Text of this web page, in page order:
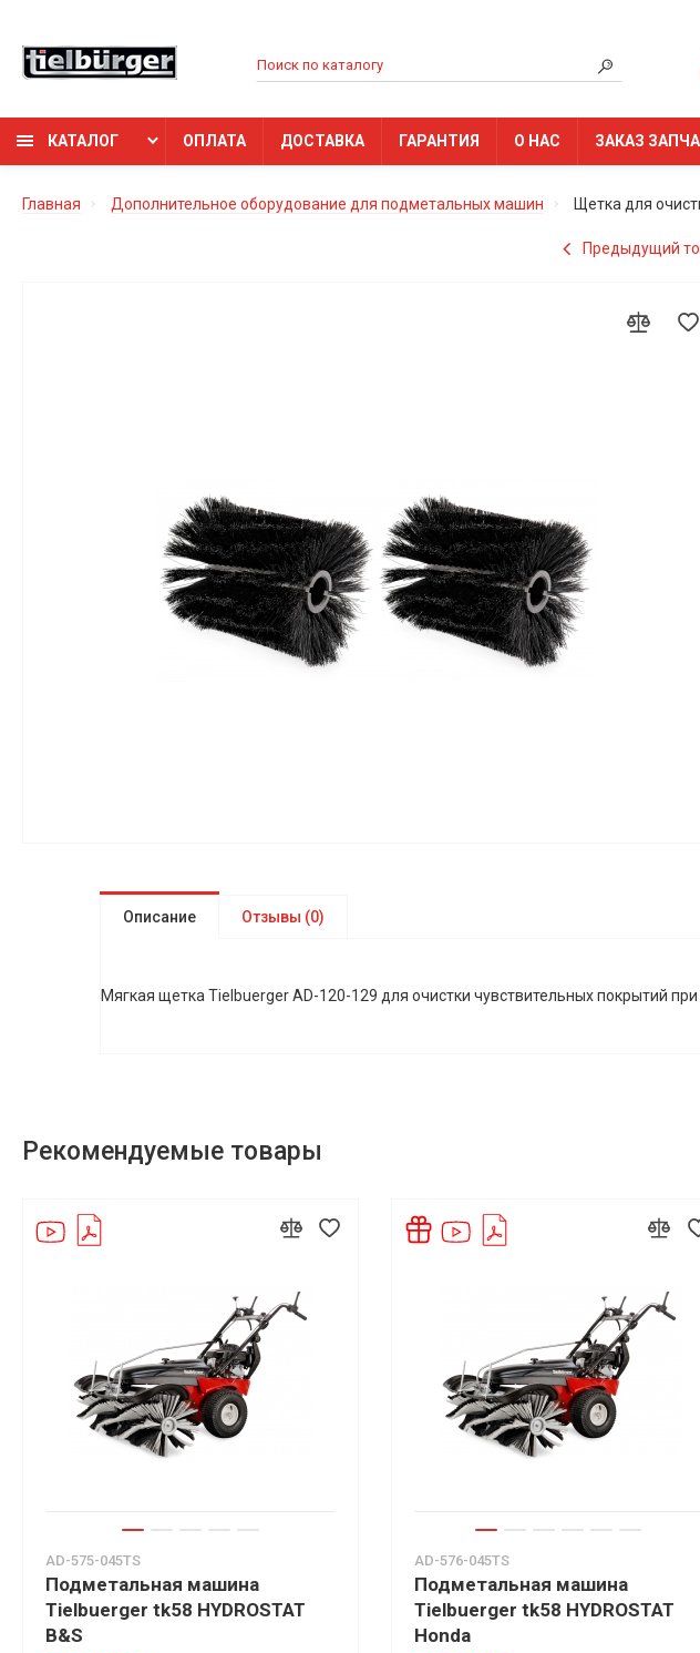
КАТАЛОГ ОПЛАТА ДОСТАВКА ГАРАНТИЯ О НАС ЗАКАЗ
Главная Дополнительное оборудование для подметальных машин Щетка для
Предыдущий
Описание Отзывы (0)
Мягкая щетка Tielbuerger AD-120-129 для очистки чувствительных покрытий
Рекомендуемые товары
AD-575-045TS
Подметальная машина
Tielbuerger tk58 HYDROSTAT
B&S
AD-576-045TS
Подметальная машина
Tielbuerger tk58 HYDROSTAT
Honda